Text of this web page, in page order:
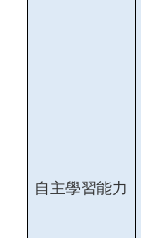
自主學習能力